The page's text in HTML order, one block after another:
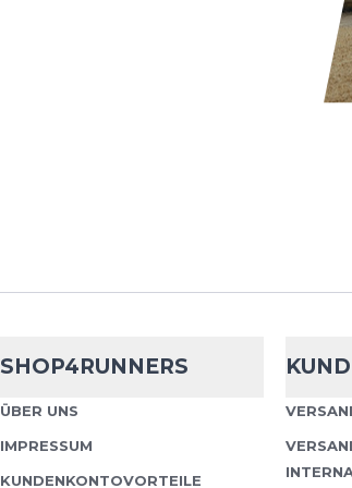
Chill-
Das Odlo
Odlo
Das Odlo
mit
SHOP4RUNNERS
ÜBER UNS
IMPRESSUM
KUNDENKONTOVORTEILE